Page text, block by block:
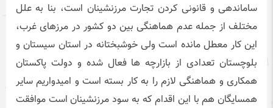
ساماندهی و قانونی کردن تجارت مرزنشینان است، بنا به علل
مختلف از جمله عدم هماهنگی بین دو کشور در مرزهای غرب،
این کار معطل مانده است ولی خوشبختانه در استان سیستان و
بلوچستان تعدادی از بازارچه ها فعال شده و دولت پاکستان
همکاری و هماهنگی لازم را به کار بسته است و امیدواریم سایر
همسایگان هم با این اقدام که به سود مرزنشینان است موافقت